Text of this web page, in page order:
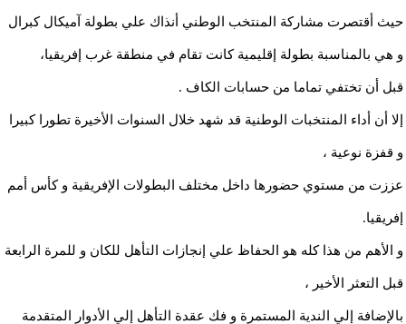
حيث أقتصرت مشاركة المنتخب الوطني أنذاك علي بطولة آميكال كبرال
و هي بالمناسبة بطولة إقليمية كانت تقام في منطقة غرب إفريقيا،
قبل أن تختفي تماما من حسابات الكاف .
إلا أن أداء المنتخبات الوطنية قد شهد خلال السنوات الأخيرة تطورا كبيرا
و قفزة نوعية ،
عززت من مستوي حضورها داخل مختلف البطولات الإفريقية و كأس أمم
إفريقيا.
و الأهم من هذا كله هو الحفاظ علي إنجازات التأهل للكان و للمرة الرابعة
قبل التعثر الأخير ،
بالإضافة إلي الندية المستمرة و فك عقدة التأهل إلي الأدوار المتقدمة